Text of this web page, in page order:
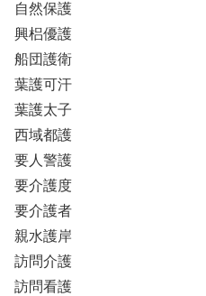
自然保護
興梠優護
船団護衛
葉護可汗
葉護太子
西域都護
要人警護
要介護度
要介護者
親水護岸
訪問介護
訪問看護